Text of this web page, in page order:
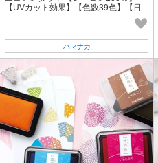
【UVカット効果】【色数39色】【日
ハマナカ